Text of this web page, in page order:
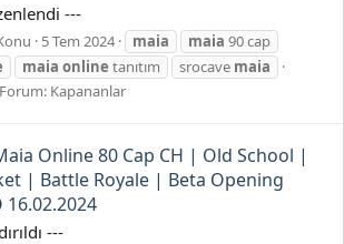
---
5 Tem 2024 maia maia 90 cap
maia online tanıtım srocave maia
Forum: Kapananlar
Online 80 Cap CH | Old School |
| Battle Royale | Beta Opening
16.02.2024
---